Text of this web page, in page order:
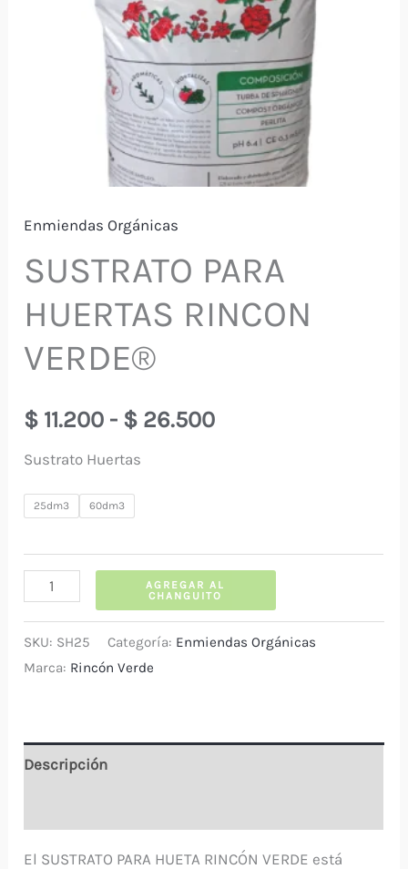
Enmiendas Orgánicas
SUSTRATO PARA
HUERTAS RINCON
VERDE®
$ 11.200 - $ 26.500Rango
desde
$ 11.200
hasta
Sustrato Huertas
25dm3 60dm3
SUSTRATO
HUERTAS
RINCON
AGREGAR AL
CHANGUITO
SKU: SH25 Categoría: Enmiendas Orgánicas
Marca: Rincón Verde
Descripción
El SUSTRATO PARA HUETA RINCÓN VERDE está